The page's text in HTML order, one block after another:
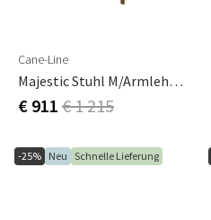
Cane-Line
Majestic Stuhl M/armlehne Teak
€ 911 € 1 215
-25% Neu Schnelle Lieferung